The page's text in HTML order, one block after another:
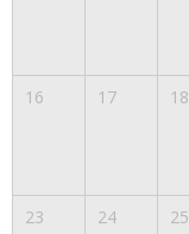
16 17 18
23 24 25